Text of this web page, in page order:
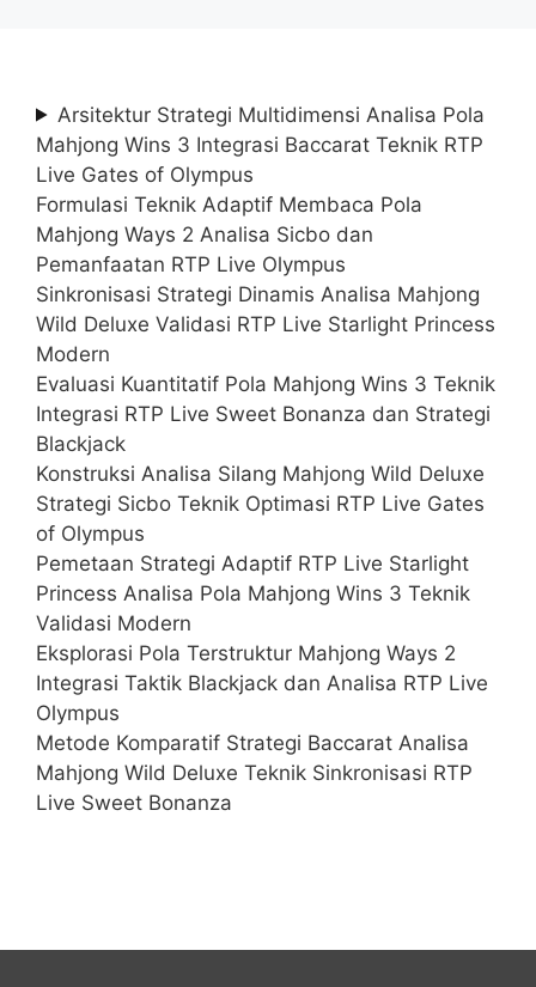
Arsitektur Strategi Multidimensi Analisa Pola
Mahjong Wins 3 Integrasi Baccarat Teknik RTP
Live Gates of Olympus
Formulasi Teknik Adaptif Membaca Pola
Mahjong Ways 2 Analisa Sicbo dan
Pemanfaatan RTP Live Olympus
Sinkronisasi Strategi Dinamis Analisa Mahjong
Wild Deluxe Validasi RTP Live Starlight Princess
Modern
Evaluasi Kuantitatif Pola Mahjong Wins 3 Teknik
Integrasi RTP Live Sweet Bonanza dan Strategi
Blackjack
Konstruksi Analisa Silang Mahjong Wild Deluxe
Strategi Sicbo Teknik Optimasi RTP Live Gates
of Olympus
Pemetaan Strategi Adaptif RTP Live Starlight
Princess Analisa Pola Mahjong Wins 3 Teknik
Validasi Modern
Eksplorasi Pola Terstruktur Mahjong Ways 2
Integrasi Taktik Blackjack dan Analisa RTP Live
Olympus
Metode Komparatif Strategi Baccarat Analisa
Mahjong Wild Deluxe Teknik Sinkronisasi RTP
Live Sweet Bonanza